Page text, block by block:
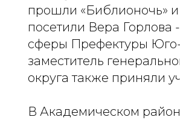
прошли «Библионочь»
посетили Вера Горлова
сферы Префектуры Юго-
заместитель
округа также приняли
В Академическом